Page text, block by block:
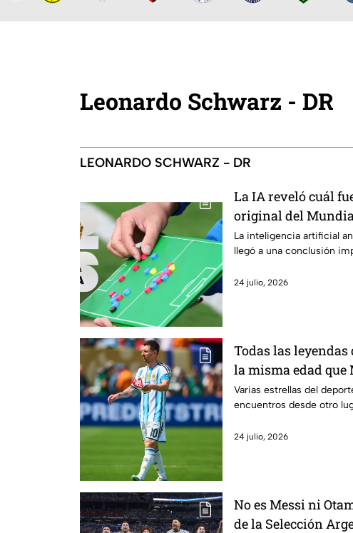
Leonardo Schwarz - DR
LEONARDO SCHWARZ - DR
La IA reveló cuál
original del
a sorprender
La inteligencia artificial
llegó a una conclusión
24 julio, 2026
Todas las
la misma edad que
mayores, pero ya
Varias estrellas del
encuentros desde otro
24 julio, 2026
No es Messi ni
de la Selección